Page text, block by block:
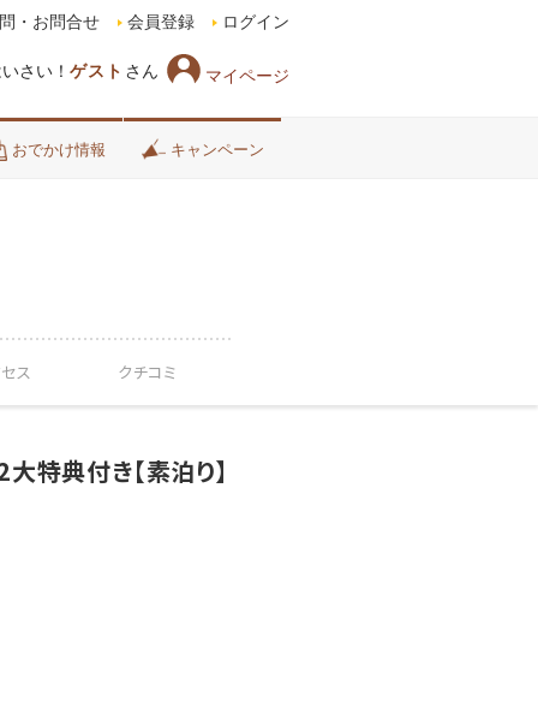
さい！ ゲスト さん マイページ
・お問合せ 会員登録 ログイン
おでかけ情報 キャンペーン
ス クチコミ
特典付き【素泊り】